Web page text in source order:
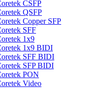
CSFP
QSFP
Copper SFP
SFF
1x9
1x9 BIDI
SFF BIDI
SFP BIDI
PON
Video